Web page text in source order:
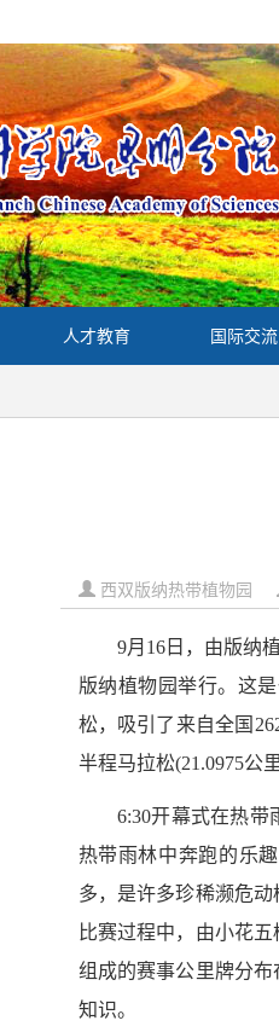
人才教育 国际交流
西双版纳热带植物园
9月 16日，由版纳
版纳植物园举行。这
松，吸引了来自全国
半程马拉松(21.0975公
6:30开幕式在热带
热带雨林中奔跑的乐
多，是许多珍稀濒危
比赛过程中，由小花
组成的赛事公里牌分
知识。